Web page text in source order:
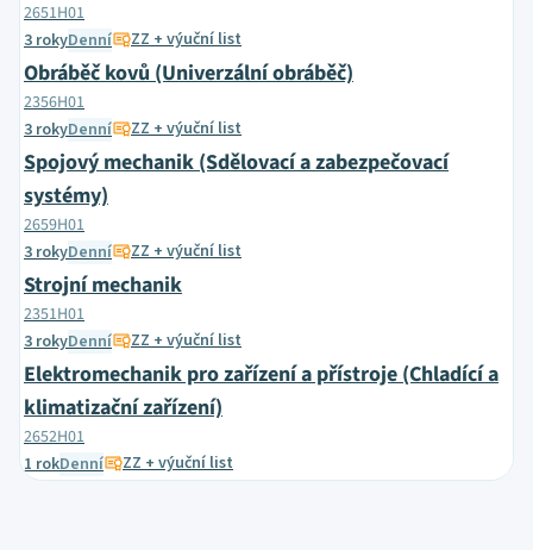
2651H01
3 rokyDenní ZZ + výuční list
Obráběč kovů (Univerzální obráběč)
2356H01
3 rokyDenní ZZ + výuční list
Spojový mechanik (Sdělovací a zabezpečovací
systémy)
2659H01
3 rokyDenní ZZ + výuční list
Strojní mechanik
2351H01
3 rokyDenní ZZ + výuční list
Elektromechanik pro zařízení a přístroje (Chladící a
klimatizační zařízení)
2652H01
1 rokDenní ZZ + výuční list